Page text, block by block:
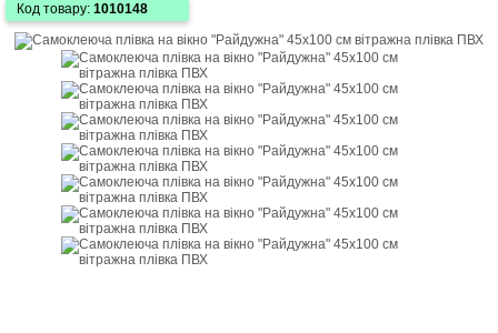
Код товару: 1010148